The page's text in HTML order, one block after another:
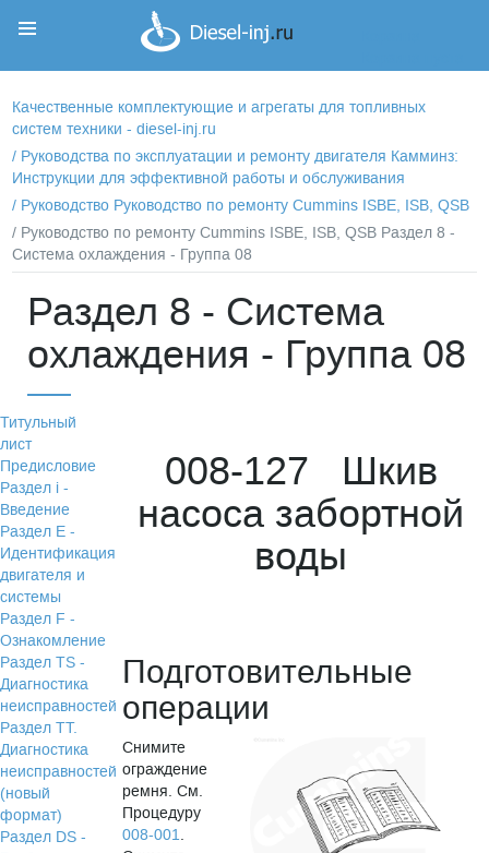
Качественные комплектующие и агрегаты для топливных
систем техники - diesel-inj.ru
/ Руководства по эксплуатации и ремонту двигателя Камминз:
Инструкции для эффективной работы и обслуживания
/ Руководство Руководство по ремонту Cummins ISBE, ISB, QSB
/ Руководство по ремонту Cummins ISBE, ISB, QSB Раздел 8 -
Система охлаждения - Группа 08
Раздел 8 - Система
охлаждения - Группа 08
Титульный
лист
Предисловие
Раздел i -
Введение
Раздел Е -
Идентификация
двигателя и
системы
Раздел F -
Ознакомление
Раздел TS -
Диагностика
неисправностей
Раздел TТ.
Диагностика
неисправностей
(новый
формат)
Раздел DS -
008-127 Шкив
насоса забортной
воды
Подготовительные
операции
Снимите
ограждение
ремня. См.
Процедуру
008-001.